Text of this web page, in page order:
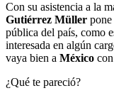
Con su asistencia a la
Gutiérrez Müller
pública del país, como
interesada en algún
vaya bien a México con
¿Qué te pareció?